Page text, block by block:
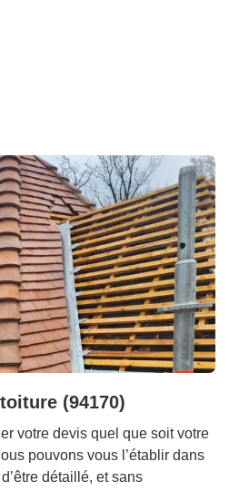
(94170)
votre devis quel que soit votre
pouvons vous l’établir dans
détaillé, et sans